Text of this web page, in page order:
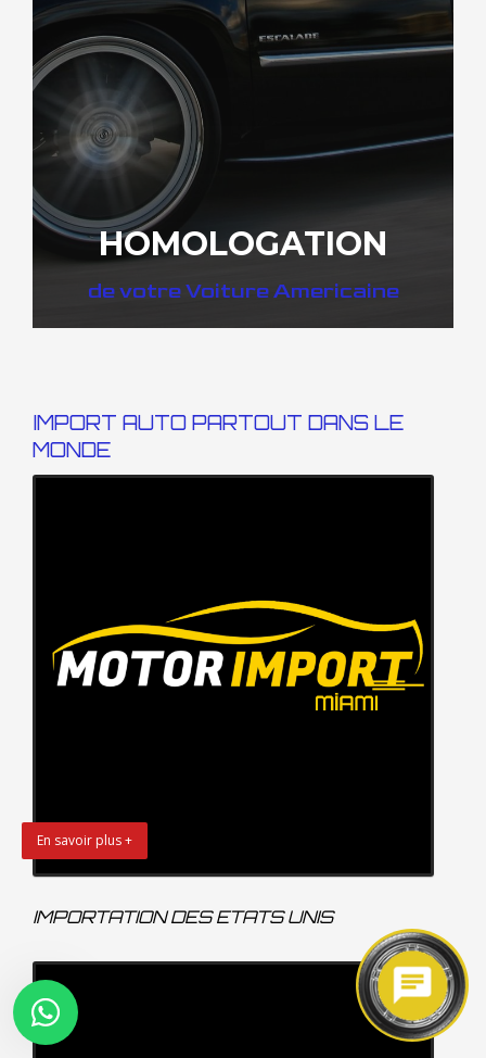
HOMOLOGATION
de votre Voiture Americaine
IMPORT AUTO PARTOUT DANS LE
MONDE
En savoir plus +
IMPORTATION DES ETATS UNIS